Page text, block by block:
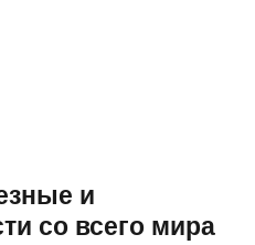
и
со всего мира